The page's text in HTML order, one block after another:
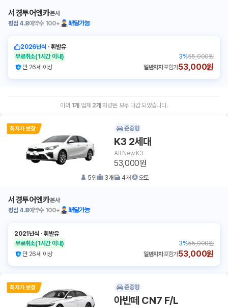
서경투어엔카본사
평점 4.8예약수 100+ 배달가능
2026년식 ㆍ휘발유
무료취소(1시간 이내) 3%55,000원
만 26세 이상
일반자차포함가53,000원
이외 1개 업체 2개 차량은 모두 마감 되었습니다.
준중형
K3 2세대
All New K3
53,000원
5인 3개 4개 오토
서경투어엔카본사
평점 4.8예약수 100+ 배달가능
2021년식 ㆍ휘발유
무료취소(1시간 이내) 3%55,000원
만 26세 이상
일반자차포함가53,000원
준중형
아반떼 CN7 F/L